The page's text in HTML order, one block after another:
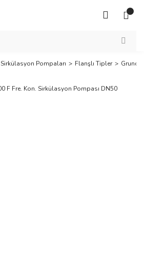
Sirkülasyon Pompaları Flanşlı Tipler